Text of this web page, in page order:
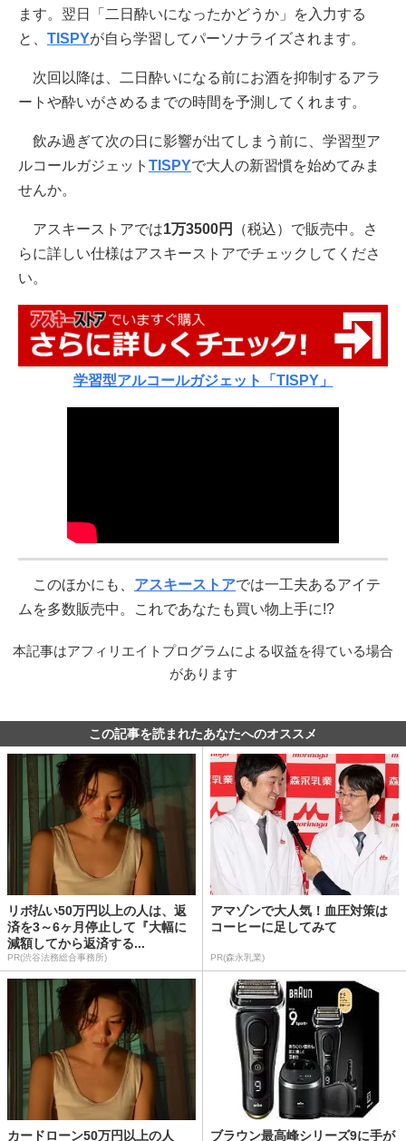
ます。翌日「二日酔いになったかどうか」を入力する
と、 TISPYが自ら学習してパーソナライズされます。
次回以降は、二日酔いになる前にお酒を抑制するアラ
ートや酔いがさめるまでの時間を予測してくれます。
飲み過ぎて次の日に影響が出てしまう前に、学習型ア
ルコールガジェット TISPYで大人の新習慣を始めてみま
せんか。
アスキーストアでは1万3500円
（税込）で販売中。さ
らに詳しい仕様はアスキーストアでチェックしてくださ
い。
学習型アルコールガジェット「TISPY」
このほかにも、 アスキーストアでは一工夫あるアイテ
ムを多数販売中。これであなたも買い物上手に!?
本記事はアフィリエイトプログラムによる収益を得ている場合
があります
この記事を読まれたあなたへのオススメ
リボ払い50万円以上の人は、返
済を3～6ヶ月停止して『大幅に
減額してから返済する...
PR(渋谷法務総合事務所)
アマゾンで大人気！血圧対策は
コーヒーに足してみて
PR(森永乳業)
カードローン50万円以上の人 ブラウン最高峰シリーズ9に手が